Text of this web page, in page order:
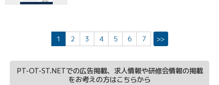
1 2 3 4 5 6 7 >>
PT-OT-ST.NETでの広告掲載、求人情報や研修会情報の掲載
をお考えの方はこちらから